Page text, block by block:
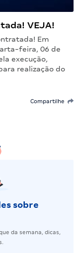
VEJA!
Em
feira, 06 de
execução,
realização do
Compartilhe
sobre
da semana, dicas,